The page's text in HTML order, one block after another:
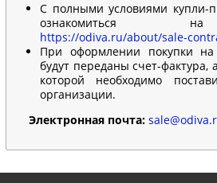
С полными условиями купли-
ознакомиться
https://odiva.ru/about/sale-
При оформлении покупки
будут переданы счет-фактура,
которой необходимо
организации.
Электронная почта: